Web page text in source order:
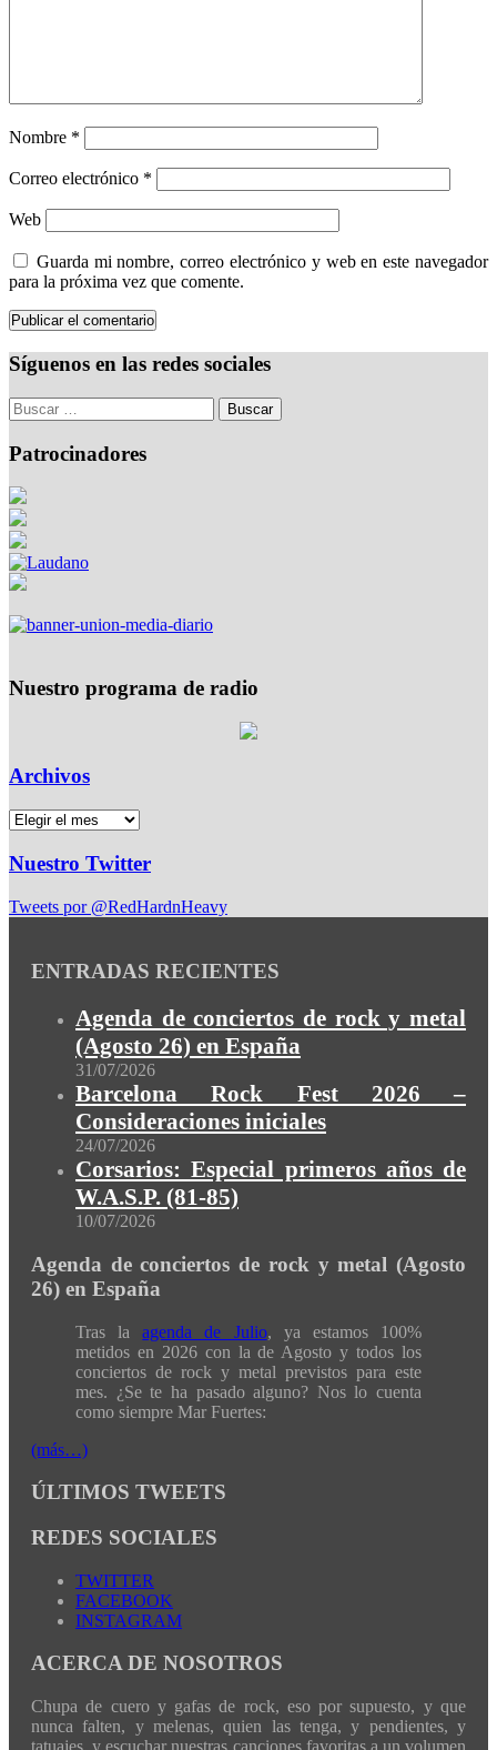
Nombre *
Correo electrónico *
Web
Guarda mi nombre, correo electrónico y web en este navegador
para la próxima vez que comente.
Síguenos en las redes sociales
Patrocinadores
Nuestro programa de radio
Archivos
Nuestro Twitter
Tweets por @RedHardnHeavy
ENTRADAS RECIENTES
Agenda de conciertos de rock y metal
(Agosto 26) en España
31/07/2026
Barcelona Rock Fest 2026 –
Consideraciones iniciales
24/07/2026
Corsarios: Especial primeros años de
W.A.S.P. (81-85)
10/07/2026
Agenda de conciertos de rock y metal (Agosto
26) en España
Tras laagenda de Julio, ya estamos 100%
metidos en 2026 con la de Agosto y todos los
conciertos de rock y metal previstos para este
mes. ¿Se te ha pasado alguno? Nos lo cuenta
como siempre Mar Fuertes:
(más…)
ÚLTIMOS TWEETS
REDES SOCIALES
TWITTER
FACEBOOK
INSTAGRAM
ACERCA DE NOSOTROS
Chupa de cuero y gafas de rock, eso por supuesto, y que
nunca falten, y melenas, quien las tenga, y pendientes, y
tatuajes, y escuchar nuestras canciones favoritas a un volumen